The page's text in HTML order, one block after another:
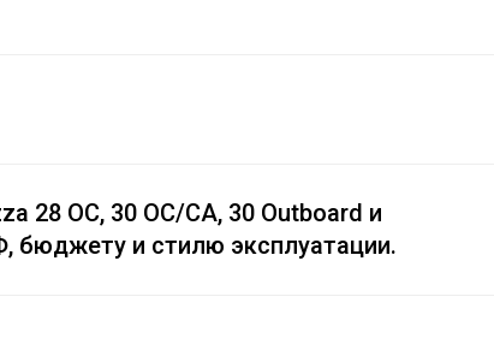
28 OC, 30 OC/CA, 30 Outboard и
бюджету и стилю эксплуатации.